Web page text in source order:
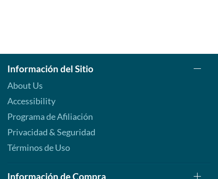
Información del Sitio
About Us
Accessibility
Programa de Afiliación
Privacidad & Seguridad
Términos de Uso
Información de Compra